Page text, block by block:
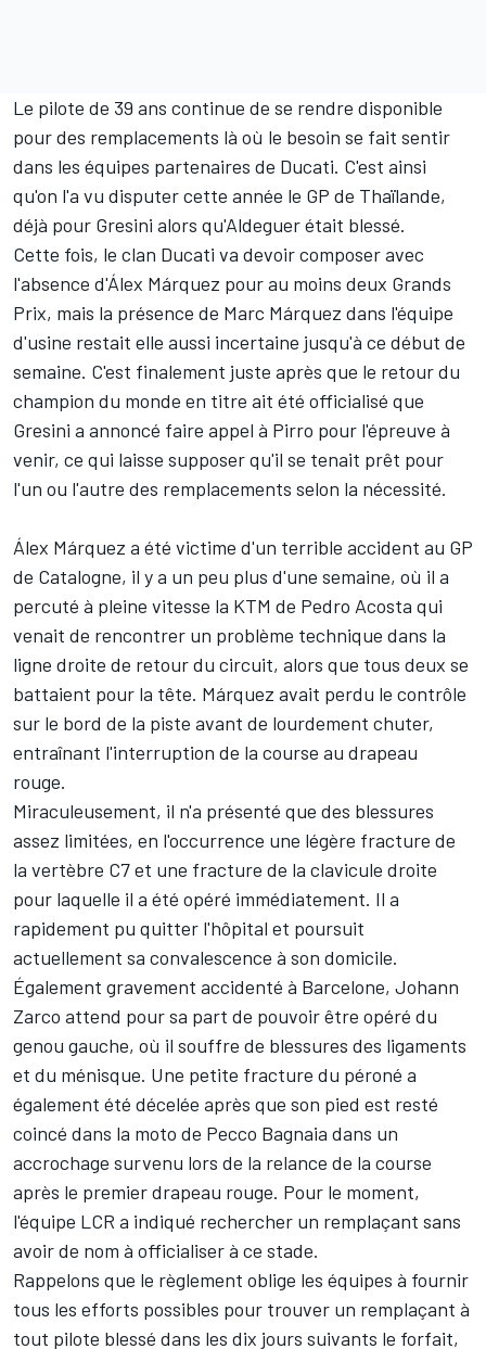
Le pilote de 39 ans continue de se rendre disponible
pour des remplacements là où le besoin se fait sentir
dans les équipes partenaires de Ducati. C'est ainsi
qu'on l'a vu disputer cette année le GP de Thaïlande,
déjà pour Gresini alors qu'Aldeguer était blessé.
Cette fois, le clan Ducati va devoir composer avec
l'absence d'Álex Márquez pour au moins deux Grands
Prix, mais la présence de Marc Márquez dans l'équipe
d'usine restait elle aussi incertaine jusqu'à ce début de
semaine. C'est finalement juste après que le retour du
champion du monde en titre ait été officialisé que
Gresini a annoncé faire appel à Pirro pour l'épreuve à
venir, ce qui laisse supposer qu'il se tenait prêt pour
l'un ou l'autre des remplacements selon la nécessité.
Álex Márquez a été victime d'un terrible accident au GP
de Catalogne, il y a un peu plus d'une semaine, où il a
percuté à pleine vitesse la KTM de Pedro Acosta qui
venait de rencontrer un problème technique dans la
ligne droite de retour du circuit, alors que tous deux se
battaient pour la tête. Márquez avait perdu le contrôle
sur le bord de la piste avant de lourdement chuter,
entraînant l'interruption de la course au drapeau
rouge.
Miraculeusement, il n'a présenté que des blessures
assez limitées, en l'occurrence une légère fracture de
la vertèbre C7 et une fracture de la clavicule droite
pour laquelle il a été opéré immédiatement. Il a
rapidement pu quitter l'hôpital et poursuit
actuellement sa convalescence à son domicile.
Également gravement accidenté à Barcelone, Johann
Zarco attend pour sa part de pouvoir être opéré du
genou gauche, où il souffre de blessures des ligaments
et du ménisque. Une petite fracture du péroné a
également été décelée après que son pied est resté
coincé dans la moto de Pecco Bagnaia dans un
accrochage survenu lors de la relance de la course
après le premier drapeau rouge. Pour le moment,
l'équipe LCR a indiqué rechercher un remplaçant sans
avoir de nom à officialiser à ce stade.
Rappelons que le règlement oblige les équipes à fournir
tous les efforts possibles pour trouver un remplaçant à
tout pilote blessé dans les dix jours suivants le forfait,